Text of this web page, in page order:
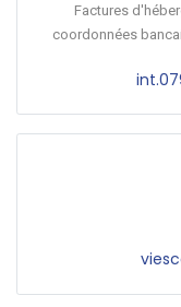
Factures
coordonnées